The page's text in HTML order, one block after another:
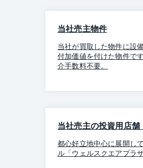
当社売主物件
当社が買取した物件に設
付加価値を付けた物件で
介手数料不要。
当社売主の投資用店
都心好立地中心に展開し
ル「ウェルスクエアプラザ